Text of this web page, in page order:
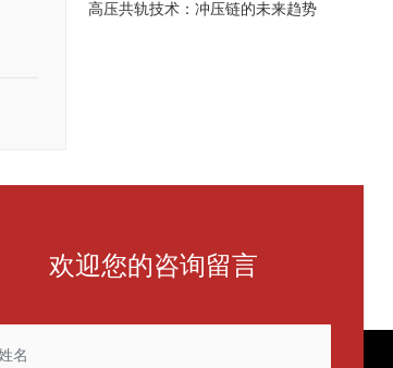
高压共轨技术：冲压链的未来趋势
欢迎您的咨询留言